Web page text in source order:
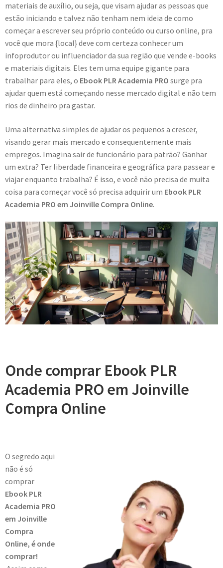
materiais de auxílio, ou seja, que visam ajudar as pessoas que
estão iniciando e talvez não tenham nem ideia de como
começar a escrever seu próprio conteúdo ou curso online, pra
você que mora {local} deve com certeza conhecer um
infoprodutor ou influenciador da sua região que vende e-books
e materiais digitais. Eles tem uma equipe gigante para
trabalhar para eles, o Ebook PLR Academia PRO surge pra
ajudar quem está começando nesse mercado digital e não tem
rios de dinheiro pra gastar.
Uma alternativa simples de ajudar os pequenos a crescer,
visando gerar mais mercado e consequentemente mais
empregos. Imagina sair de funcionário para patrão? Ganhar
um extra? Ter liberdade financeira e geográfica para passear e
viajar enquanto trabalha? É isso, e você não precisa de muita
coisa para começar você só precisa adquirir um Ebook PLR
Academia PRO em Joinville Compra Online.
Onde comprar Ebook PLR
Academia PRO em Joinville
Compra Online
O segredo aqui
não é só
comprar
Ebook PLR
Academia PRO
em Joinville
Compra
Online, é onde
comprar!